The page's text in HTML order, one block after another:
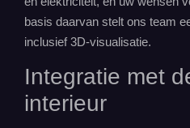
basis daarvan stelt ons team
inclusief 3D-visualisatie.
Integratie met
interieur